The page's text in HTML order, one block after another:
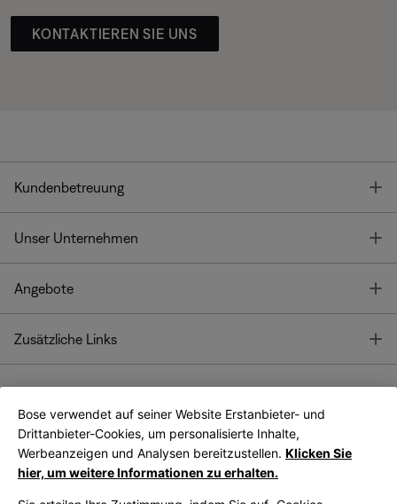
KONTAKTIEREN SIE UNS
Kundenbetreuung
Unser Unternehmen
Angebote
Zusätzliche Links
Bose App
Bose Connect
App
Bose verwendet auf seiner Website Erstanbieter- und
Drittanbieter-Cookies, um personalisierte Inhalte,
Werbeanzeigen und Analysen bereitzustellen. Klicken Sie
hier, um weitere Informationen zu erhalten.